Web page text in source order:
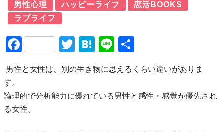
男性心理
ハッピーライフ
恋活BOOKS
ラブライフ
FacebookTwitter
Hatena
Line
男性と女性は、別の生き物に思えるくらい違いがありま
す。
論理的で分析能力に優れている男性と感性・感覚が優先され
る女性。